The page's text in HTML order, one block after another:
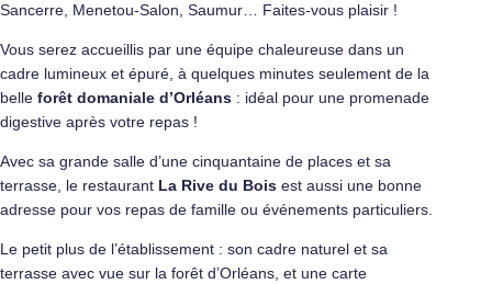
Sancerre, Menetou-Salon, Saumur… Faites-vous plaisir !
Vous serez accueillis par une équipe chaleureuse dans un
cadre lumineux et épuré, à quelques minutes seulement de la
belle forêt domaniale d’Orléans : idéal pour une promenade
digestive après votre repas !
Avec sa grande salle d’une cinquantaine de places et sa
terrasse, le restaurant La Rive du Bois est aussi une bonne
adresse pour vos repas de famille ou événements particuliers.
Le petit plus de l’établissement : son cadre naturel et sa
terrasse avec vue sur la forêt d’Orléans, et une carte